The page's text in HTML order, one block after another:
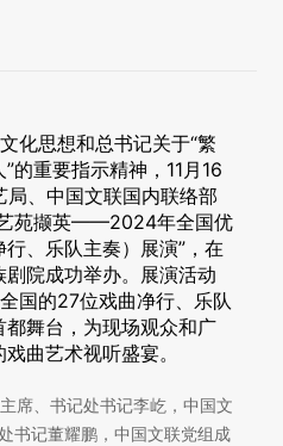
化思想和总书记关于“繁
的重要指示精神，11月16
、中国文联国内联络部
苑撷英——2024年全国优
、乐队主奏）展演”，在
院成功举办。展演活动
国的27位戏曲净行、乐队
舞台，为现场观众和广
曲艺术视听盛宴。
席、书记处书记李屹，中国文
书记董耀鹏，中国文联党组成